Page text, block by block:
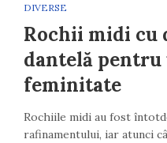
DIVERSE
Rochii midi cu
dantelă pentru
feminitate
Rochiile midi au fost
rafinamentului, iar atunci